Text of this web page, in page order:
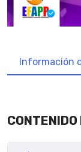
Información
CONTENIDO